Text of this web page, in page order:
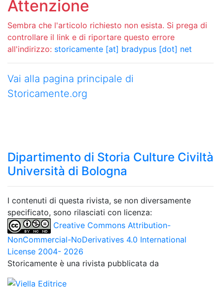
Attenzione
Sembra che l'articolo richiesto non esista. Si prega di
controllare il link e di riportare questo errore
all'indirizzo: storicamente [at] bradypus [dot] net
Vai alla pagina principale di
Storicamente.org
Dipartimento di Storia Culture Civiltà
Università di Bologna
I contenuti di questa rivista, se non diversamente
specificato, sono rilasciati con licenza:
Creative Commons Attribution-
NonCommercial-NoDerivatives 4.0 International
License 2004- 2026
Storicamente è una rivista pubblicata da